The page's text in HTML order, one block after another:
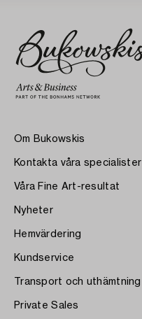
Om Bukowskis
Kontakta våra specialister
Våra Fine Art-resultat
Nyheter
Hemvärdering
Kundservice
Transport och uthämtning
Private Sales